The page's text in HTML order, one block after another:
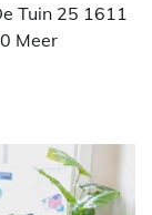
Tuin 25 1611
Meer